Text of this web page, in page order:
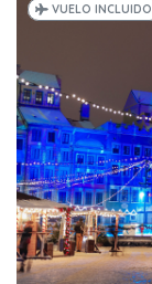
VUELO INCLUIDO